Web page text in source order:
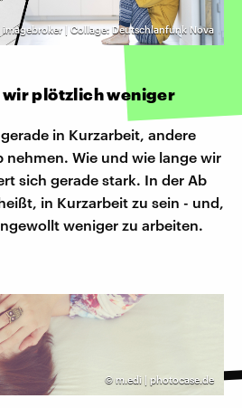
| Collage: Deutschlanfunk Nova
wir plötzlich weniger
in Kurzarbeit, andere
nehmen. Wie und wie lange wir
sich gerade stark. In der Ab
in Kurzarbeit zu sein - und,
weniger zu arbeiten.
© m.edi | photocase.de